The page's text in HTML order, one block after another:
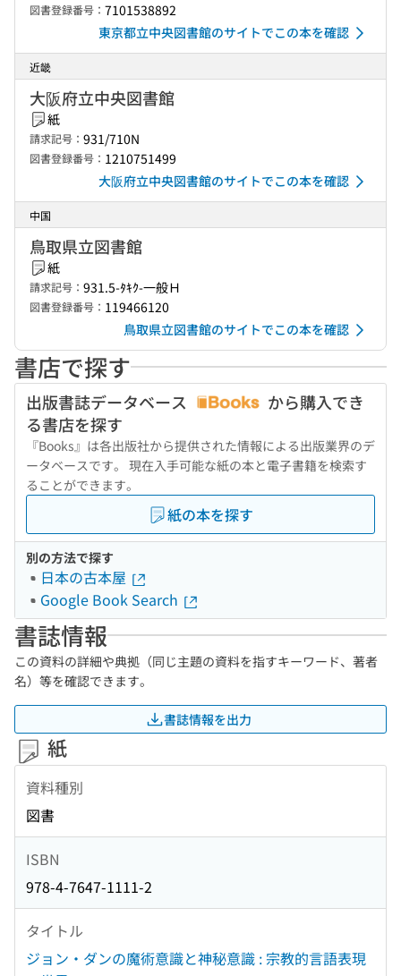
図書登録番号： 7101538892
東京都立中央図書館のサイトでこの本を確認
近畿
大阪府立中央図書館
紙
請求記号： 931/710N
図書登録番号： 1210751499
大阪府立中央図書館のサイトでこの本を確認
中国
鳥取県立図書館
紙
請求記号： 931.5-ﾀｷｸ-一般Ｈ
図書登録番号： 119466120
鳥取県立図書館のサイトでこの本を確認
書店で探す
出版書誌データベース
から購入でき
る書店を探す
『Books』は各出版社から提供された情報による出版業界のデ
ータベースです。 現在入手可能な紙の本と電子書籍を検索す
ることができます。
紙の本を探す
別の方法で探す
日本の古本屋
Google Book Search
書誌情報
この資料の詳細や典拠（同じ主題の資料を指すキーワード、著者
名）等を確認できます。
書誌情報を出力
紙
資料種別
図書
ISBN
978-4-7647-1111-2
タイトル
ジョン・ダンの魔術意識と神秘意識 : 宗教的言語表現